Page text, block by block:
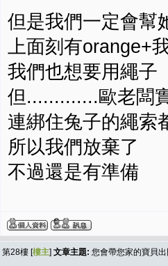
但是我們一定會幫
上面刻有orange+
我們也想要用繩子
但.............歐老闆
連綁住兔子的繩索
所以我們放棄了
不過還是有準備
第28樓 [樓主] 文章主題: 您會帶您家的寶貝